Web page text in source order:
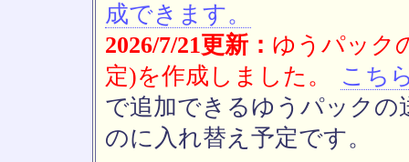
成できます。
2026/7/21更新： ゆうパック
定)を作成しました。
こち
で追加できるゆうパックの
のに入れ替え予定です。